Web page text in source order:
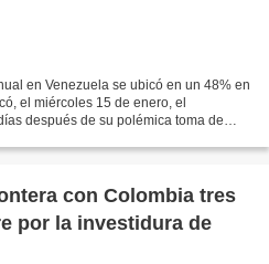
en Venezuela se ubicó en un 48% en
el miércoles 15 de enero, el
después de su polémica toma de
con Colombia tres
por la investidura de